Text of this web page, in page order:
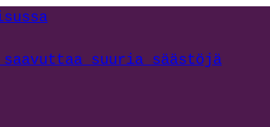
suuria säästöjä